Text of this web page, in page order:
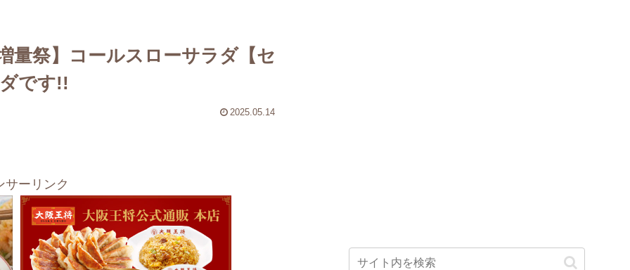
量祭】コールスローサラダ【セ
です!!
2025.05.14
サーリンク